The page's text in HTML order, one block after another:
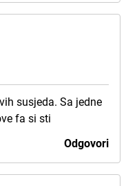
susjeda. Sa jedne
fa si sti
Odgovori